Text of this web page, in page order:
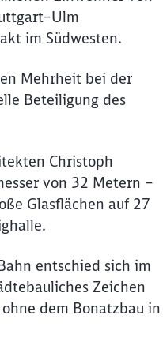
im Südwesten.
Mehrheit bei der
Beteiligung des
Christoph
von 32 Metern –
Glasflächen auf 27
entschied sich im
Zeichen
dem Bonatzbau in